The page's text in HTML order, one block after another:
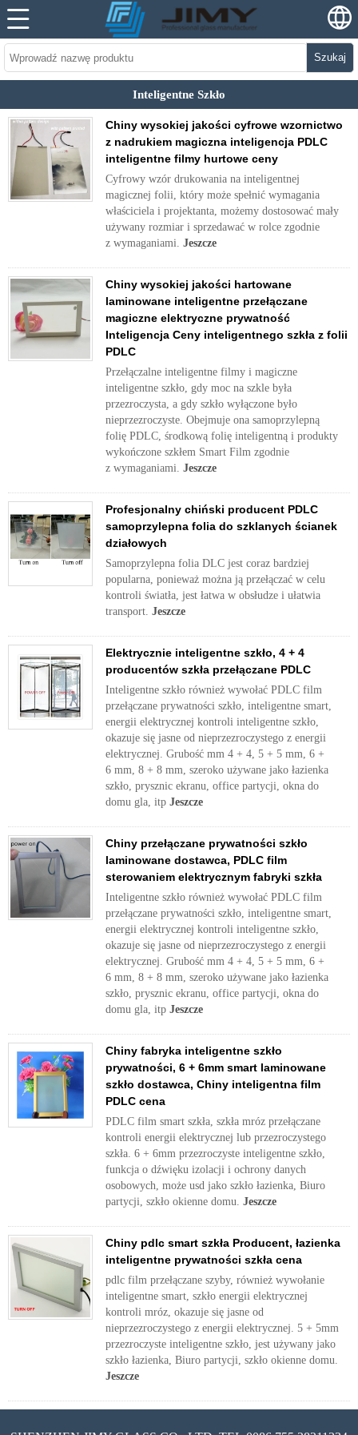
Szukaj
Inteligentne Szkło
Chiny wysokiej jakości cyfrowe wzornictwo
z nadrukiem magiczna inteligencja PDLC
inteligentne filmy hurtowe ceny
Cyfrowy wzór drukowania na inteligentnej
magicznej folii, który może spełnić wymagania
właściciela i projektanta, możemy dostosować mały
używany rozmiar i sprzedawać w rolce zgodnie
z wymaganiami. Jeszcze
Chiny wysokiej jakości hartowane
laminowane inteligentne przełączane
magiczne elektryczne prywatność
Inteligencja Ceny inteligentnego szkła z folii
PDLC
Przełączalne inteligentne filmy i magiczne
inteligentne szkło, gdy moc na szkle była
przezroczysta, a gdy szkło wyłączone było
nieprzezroczyste. Obejmuje ona samoprzylepną
folię PDLC, środkową folię inteligentną i produkty
wykończone szkłem Smart Film zgodnie
z wymaganiami. Jeszcze
Profesjonalny chiński producent PDLC
samoprzylepna folia do szklanych ścianek
działowych
Samoprzylepna folia DLC jest coraz bardziej
popularna, ponieważ można ją przełączać w celu
kontroli światła, jest łatwa w obsłudze i ułatwia
transport. Jeszcze
Elektrycznie inteligentne szkło, 4 + 4
producentów szkła przełączane PDLC
Inteligentne szkło również wywołać PDLC film
przełączane prywatności szkło, inteligentne smart,
energii elektrycznej kontroli inteligentne szkło,
okazuje się jasne od nieprzezroczystego z energii
elektrycznej. Grubość mm 4 + 4, 5 + 5 mm, 6 +
6 mm, 8 + 8 mm, szeroko używane jako łazienka
szkło, prysznic ekranu, office partycji, okna do
domu gla, itp Jeszcze
Chiny przełączane prywatności szkło
laminowane dostawca, PDLC film
sterowaniem elektrycznym fabryki szkła
Inteligentne szkło również wywołać PDLC film
przełączane prywatności szkło, inteligentne smart,
energii elektrycznej kontroli inteligentne szkło,
okazuje się jasne od nieprzezroczystego z energii
elektrycznej. Grubość mm 4 + 4, 5 + 5 mm, 6 +
6 mm, 8 + 8 mm, szeroko używane jako łazienka
szkło, prysznic ekranu, office partycji, okna do
domu gla, itp Jeszcze
Chiny fabryka inteligentne szkło
prywatności, 6 + 6mm smart laminowane
szkło dostawca, Chiny inteligentna film
PDLC cena
PDLC film smart szkła, szkła mróz przełączane
kontroli energii elektrycznej lub przezroczystego
szkła. 6 + 6mm przezroczyste inteligentne szkło,
funkcja o dźwięku izolacji i ochrony danych
osobowych, może usd jako szkło łazienka, Biuro
partycji, szkło okienne domu. Jeszcze
Chiny pdlc smart szkła Producent, łazienka
inteligentne prywatności szkła cena
pdlc film przełączane szyby, również wywołanie
inteligentne smart, szkło energii elektrycznej
kontroli mróz, okazuje się jasne od
nieprzezroczystego z energii elektrycznej. 5 + 5mm
przezroczyste inteligentne szkło, jest używany jako
szkło łazienka, Biuro partycji, szkło okienne domu.
Jeszcze